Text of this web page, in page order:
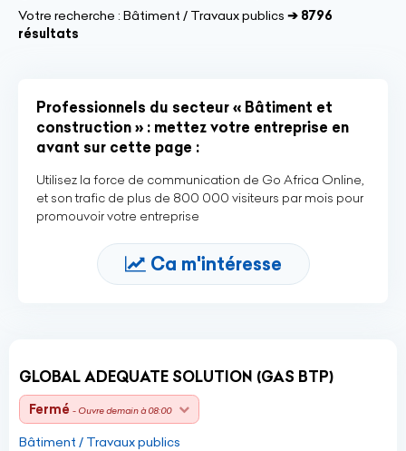
Votre recherche : Bâtiment / Travaux publics ➔ 8796
résultats
Professionnels du secteur « Bâtiment et
construction » : mettez votre entreprise en
avant sur cette page :
Utilisez la force de communication de Go Africa Online,
et son trafic de plus de 800 000 visiteurs par mois pour
promouvoir votre entreprise
Ca m'intéresse
GLOBAL ADEQUATE SOLUTION (GAS BTP)
Fermé - Ouvre demain à 08:00
Bâtiment / Travaux publics